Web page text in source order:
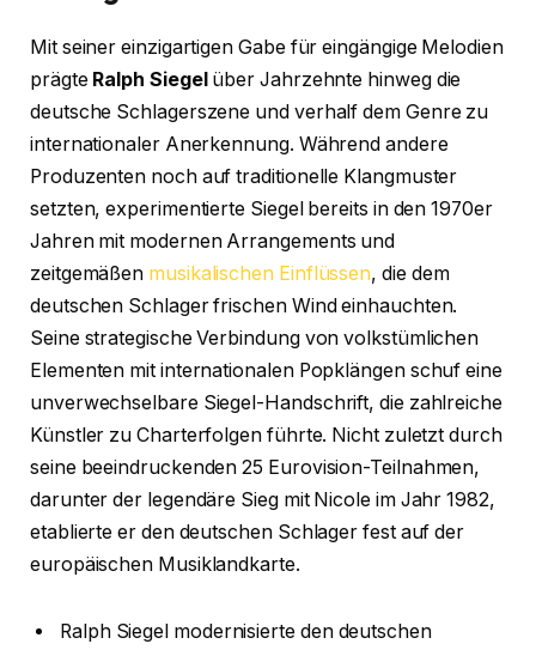
Mit seiner einzigartigen Gabe für eingängige Melodien
prägte Ralph Siegelüber Jahrzehnte hinweg die
deutsche Schlagerszene und verhalf dem Genre zu
internationaler Anerkennung. Während andere
Produzenten noch auf traditionelle Klangmuster
setzten, experimentierte Siegel bereits in den 1970er
Jahren mit modernen Arrangements und
zeitgemäßen musikalischen Einflüssen, die dem
deutschen Schlager frischen Wind einhauchten.
Seine strategische Verbindung von volkstümlichen
Elementen mit internationalen Popklängen schuf eine
unverwechselbare Siegel-Handschrift, die zahlreiche
Künstler zu Charterfolgen führte. Nicht zuletzt durch
seine beeindruckenden 25 Eurovision-Teilnahmen,
darunter der legendäre Sieg mit Nicole im Jahr 1982,
etablierte er den deutschen Schlager fest auf der
europäischen Musiklandkarte.
Ralph Siegel modernisierte den deutschen